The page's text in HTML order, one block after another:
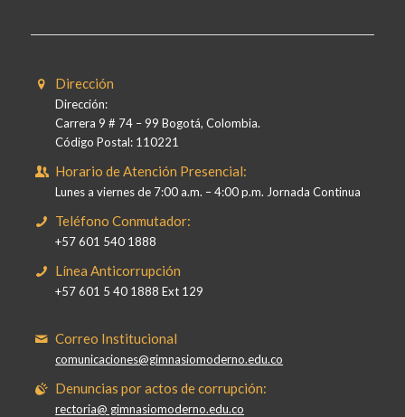
Dirección
Dirección:
Carrera 9 # 74 – 99 Bogotá, Colombia.
Código Postal: 110221
Horario de Atención Presencial:
Lunes a viernes de 7:00 a.m. – 4:00 p.m. Jornada Continua
Teléfono Conmutador:
+57 601 540 1888
Línea Anticorrupción
+57 601 5 40 1888 Ext 129
Correo Institucional
comunicaciones@gimnasiomoderno.edu.co
Denuncias por actos de corrupción:
rectoria@ gimnasiomoderno.edu.co